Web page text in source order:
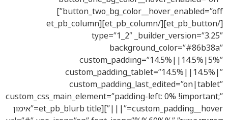
button_two_bg_color__hover_enabled=”off”]
[/et_pb_button][/et_pb_column][et_pb_column
type=”1_2″ _builder_version=”3.25″
background_color=”#86b38a”
custom_padding=”14.5%||14.5%|5%”
custom_padding_tablet=”14.5%||14.5%|”
custom_padding_last_edited=”on|tablet”
custom_css_main_element=”padding-left: 0% !important;”
custom_padding__hover=”|||”][et_pb_blurb title=”אימון